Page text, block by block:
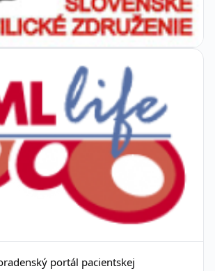
portál pacientskej